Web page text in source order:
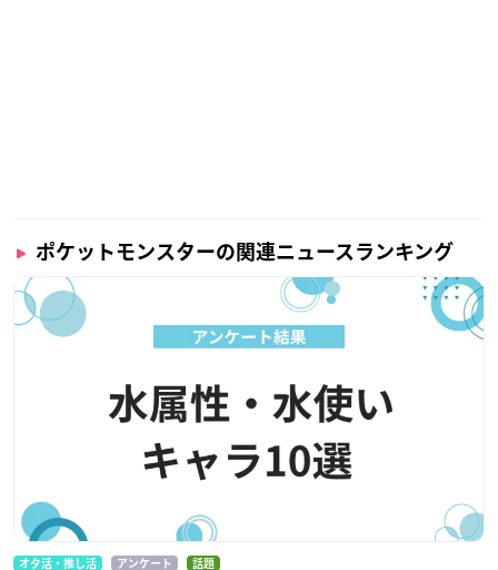
ポケットモンスターの関連ニュースランキング
オタ活・推し活 アンケート 話題